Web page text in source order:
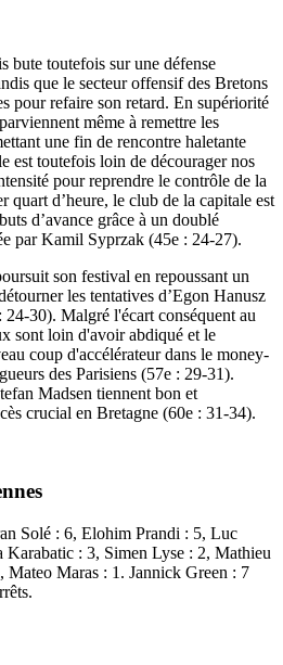
bute toutefois sur une défense
que le secteur offensif des Bretons
pour refaire son retard. En supériorité
même à remettre les
une fin de rencontre haletante
est toutefois loin de décourager nos
pour reprendre le contrôle de la
quart d’heure, le club de la capitale est
d’avance grâce à un doublé
par Kamil Syprzak (45e : 24-27).
son festival en repoussant un
les tentatives d’Egon Hanusz
30). Malgré l'écart conséquent au
sont loin d'avoir abdiqué et le
coup d'accélérateur dans le money-
des Parisiens (57e : 29-31).
Madsen tiennent bon et
crucial en Bretagne (60e : 31-34).
Solé : 6, Elohim Prandi : 5, Luc
Karabatic : 3, Simen Lyse : 2, Mathieu
Mateo Maras : 1. Jannick Green : 7